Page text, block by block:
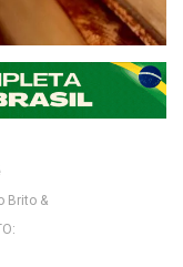
Brito &